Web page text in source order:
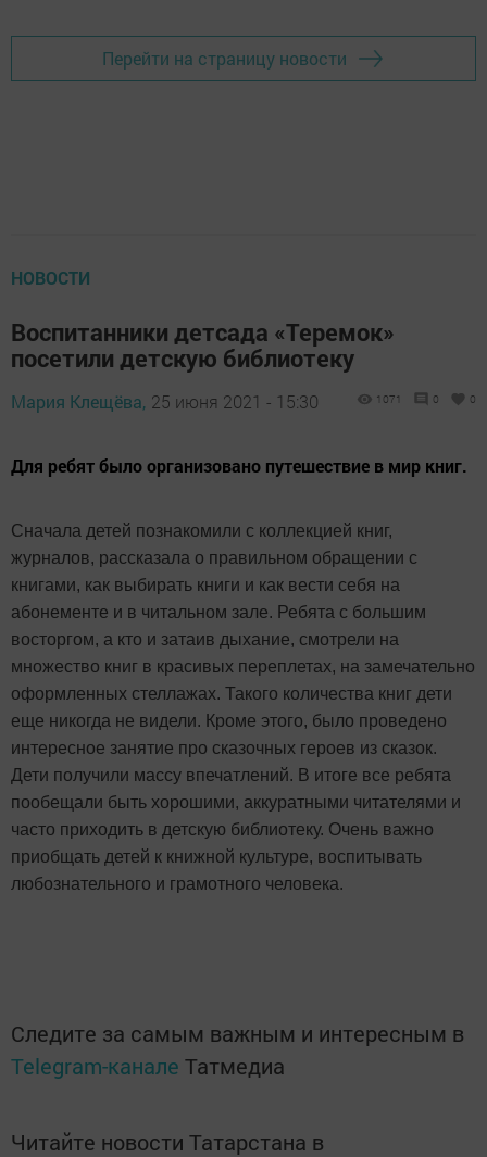
Перейти на страницу новости
НОВОСТИ
Воспитанники детсада «Теремок»
посетили детскую библиотеку
Мария Клещёва, 25 июня 2021 - 15:30 1071 0 0
Для ребят было организовано путешествие в мир книг.
Сначала детей познакомили с коллекцией книг,
журналов, рассказала о правильном обращении с
книгами, как выбирать книги и как вести себя на
абонементе и в читальном зале. Ребята с большим
восторгом, а кто и затаив дыхание, смотрели на
множество книг в красивых переплетах, на замечательно
оформленных стеллажах. Такого количества книг дети
еще никогда не видели. Кроме этого, было проведено
интересное занятие про сказочных героев из сказок.
Дети получили массу впечатлений. В итоге все ребята
пообещали быть хорошими, аккуратными читателями и
часто приходить в детскую библиотеку. Очень важно
приобщать детей к книжной культуре, воспитывать
любознательного и грамотного человека.
Следите за самым важным и интересным в
Telegram-канале Татмедиа
Читайте новости Татарстана в